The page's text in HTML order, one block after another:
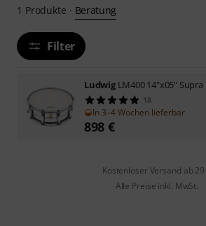
1 Produkte · Beratung
Filter
Ludwig LM400 14"x05"
18
In 3–4 Wochen lieferbar
898 €
Kostenloser Versand ab 29
Alle Preise inkl. MwSt.